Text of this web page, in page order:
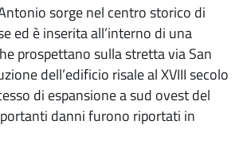
sorge nel centro storico di
ed è inserita all’interno di una
prospettano sulla stretta via San
dell’edificio risale al XVIII secolo
di espansione a sud ovest del
danni furono riportati in